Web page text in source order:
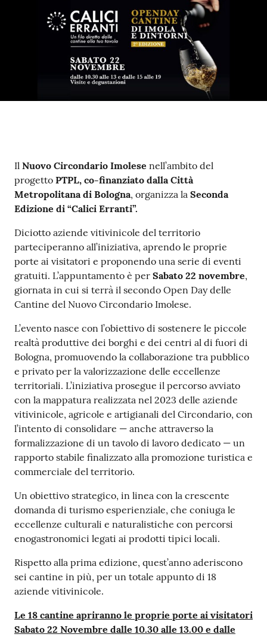
Contenuto
Il Nuovo Circondario Imolese nell’ambito del
progetto PTPL, co-finanziato dalla Città
Metropolitana di Bologna, organizza la Seconda
Edizione di “Calici Erranti”.
Diciotto aziende vitivinicole del territorio
parteciperanno all’iniziativa, aprendo le proprie
porte ai visitatori e proponendo una serie di eventi
gratuiti. L’appuntamento è per Sabato 22 novembre,
giornata in cui si terrà il secondo Open Day delle
Cantine del Nuovo Circondario Imolese.
L’evento nasce con l’obiettivo di sostenere le piccole
realtà produttive dei borghi e dei centri al di fuori di
Bologna, promuovendo la collaborazione tra pubblico
e privato per la valorizzazione delle eccellenze
territoriali. L’iniziativa prosegue il percorso avviato
con la mappatura realizzata nel 2023 delle aziende
vitivinicole, agricole e artigianali del Circondario, con
l’intento di consolidare — anche attraverso la
formalizzazione di un tavolo di lavoro dedicato — un
rapporto stabile finalizzato alla promozione turistica e
commerciale del territorio.
Un obiettivo strategico, in linea con la crescente
domanda di turismo esperienziale, che coniuga le
eccellenze culturali e naturalistiche con percorsi
enogastronomici legati ai prodotti tipici locali.
Rispetto alla prima edizione, quest’anno aderiscono
sei cantine in più, per un totale appunto di 18
aziende vitivinicole.
Le 18 cantine apriranno le proprie porte ai visitatori
Sabato 22 Novembre dalle 10.30 alle 13.00 e dalle